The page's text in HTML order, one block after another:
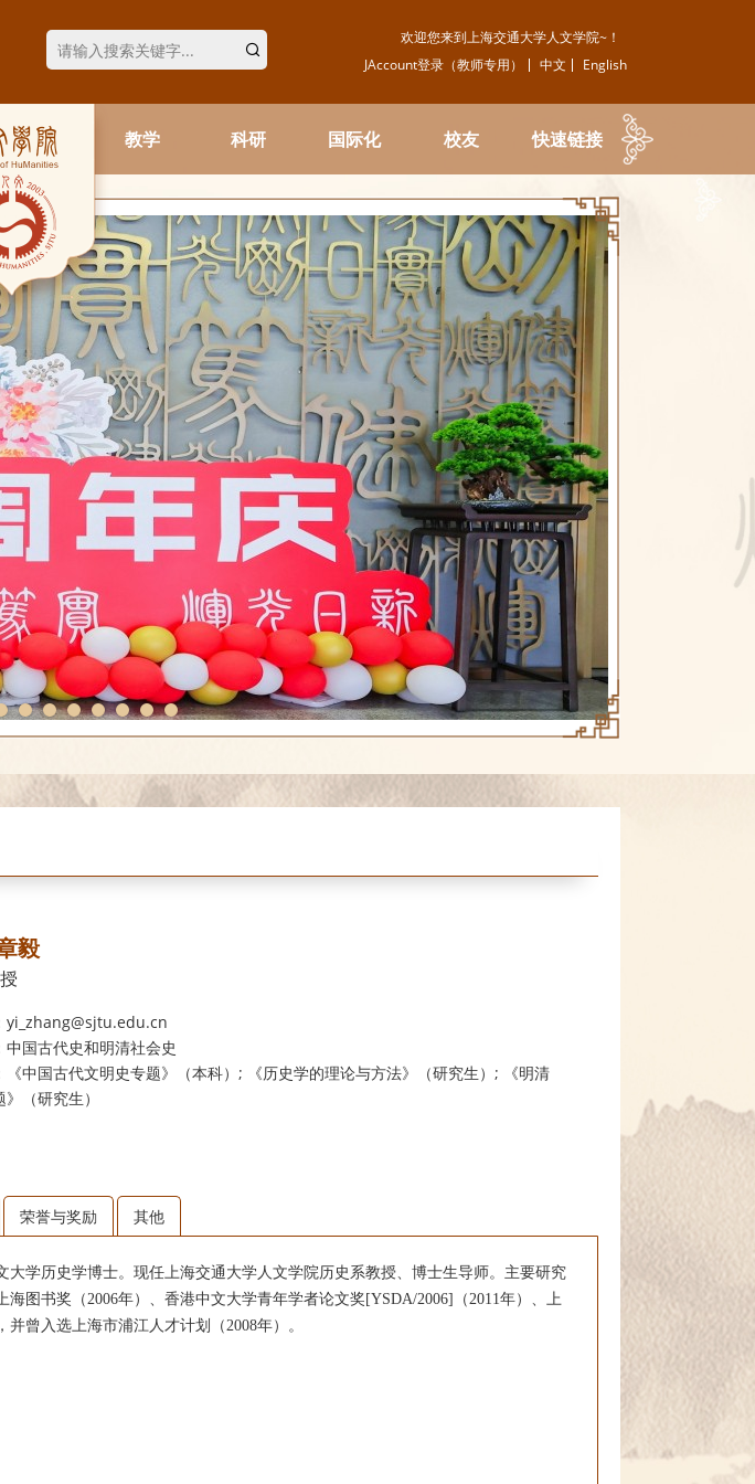
欢迎您来到上海交通大学人文学院~！
JAccount登录（教师专用）
中文 English
教学 科研 国际化 校友 快速链接
10 11 12 13 14
毅
yi_zhang@sjtu.edu.cn
中国古代史和明清社会史
《中国古代文明史专题》（本科）; 《历史学的理论与方法》（研究生）; 《明清
（研究生）
荣誉与奖励 其他
大学历史学博士。现任上海交通大学人文学院历史系教授、博士生导师。 主要研究
海图书奖（2006年）、香港中文大学青年学者论文奖[YSDA/2006]（2011年）、上
曾入选上海市浦江人才计划（2008年）。